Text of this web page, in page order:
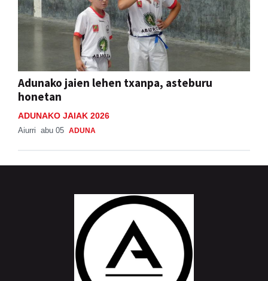
Adunako jaien lehen txanpa, asteburu
honetan
ADUNAKO JAIAK 2026
Aiurri abu 05 ADUNA